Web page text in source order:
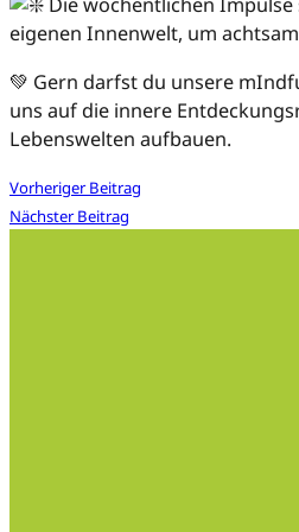
eigenen Innenwelt, um
💚 Gern darfst du unsere
uns auf die innere
Lebenswelten aufbauen.
Vorheriger Beitrag
Nächster Beitrag